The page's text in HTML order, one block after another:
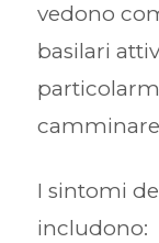
vedono
basilari
camminare
I sintomi
includono: